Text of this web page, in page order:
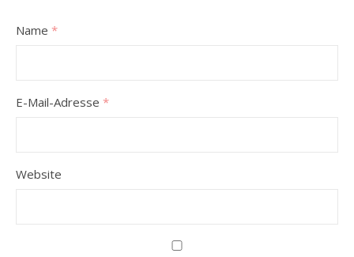
Name *
E-Mail-Adresse *
Website